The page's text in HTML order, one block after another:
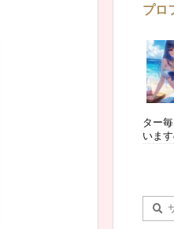
プロ
ター
いま